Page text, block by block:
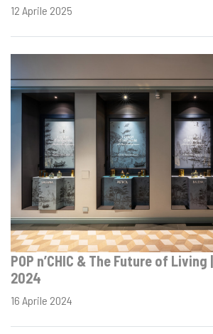
12 Aprile 2025
POP n’CHIC & The Future of
2024
16 Aprile 2024